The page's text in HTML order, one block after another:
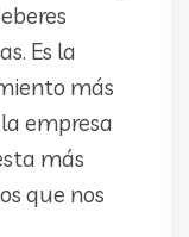
Es la
más
empresa
más
que nos